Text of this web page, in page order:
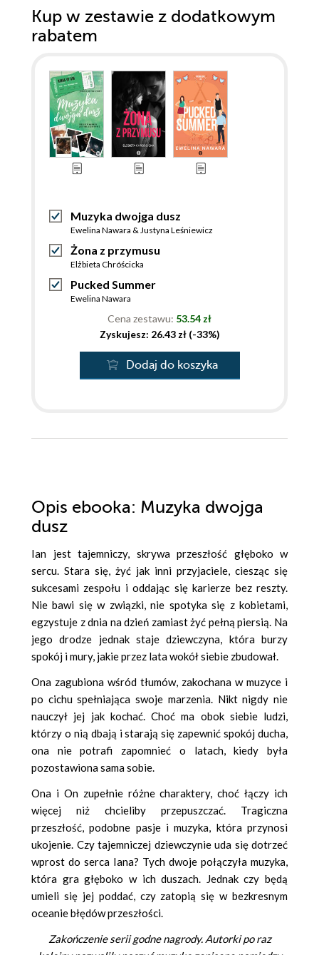
Kup w zestawie z dodatkowym
rabatem
Muzyka dwojga dusz
Ewelina Nawara & Justyna Leśniewicz
Żona z przymusu
Elżbieta Chróścicka
Pucked Summer
Ewelina Nawara
Cena zestawu: 53.54 zł
Zyskujesz: 26.43 zł (-33%)
Dodaj do koszyka
Opis ebooka: Muzyka dwojga
dusz
Ian jest tajemniczy, skrywa przeszłość głęboko w
sercu. Stara się, żyć jak inni przyjaciele, ciesząc się
sukcesami zespołu i oddając się karierze bez reszty.
Nie bawi się w związki, nie spotyka się z kobietami,
egzystuje z dnia na dzień zamiast żyć pełną piersią. Na
jego drodze jednak staje dziewczyna, która burzy
spokój i mury, jakie przez lata wokół siebie zbudował.
Ona zagubiona wśród tłumów, zakochana w muzyce i
po cichu spełniająca swoje marzenia. Nikt nigdy nie
nauczył jej jak kochać. Choć ma obok siebie ludzi,
którzy o nią dbają i starają się zapewnić spokój ducha,
ona nie potrafi zapomnieć o latach, kiedy była
pozostawiona sama sobie.
Ona i On zupełnie różne charaktery, choć łączy ich
więcej niż chcieliby przepuszczać. Tragiczna
przeszłość, podobne pasje i muzyka, która przynosi
ukojenie. Czy tajemniczej dziewczynie uda się dotrzeć
wprost do serca Iana? Tych dwoje połączyła muzyka,
która gra głęboko w ich duszach. Jednak czy będą
umieli się jej poddać, czy zatopią się w bezkresnym
oceanie błędów przeszłości.
Zakończenie serii godne nagrody. Autorki po raz